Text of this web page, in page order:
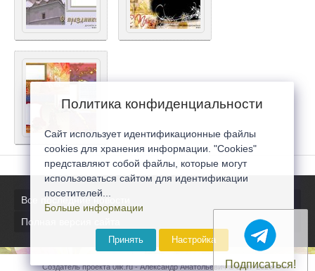
Все последние новости
Полная версия сайта
Создатель проекта 0lik.ru - Александр Анатольевич © 2007-2026
Подписаться!
Политика конфиденциальности
Сайт использует идентификационные файлы
cookies для хранения информации. "Cookies"
представляют собой файлы, которые могут
использоваться сайтом для идентификации
посетителей...
Больше информации
Принять Настройка